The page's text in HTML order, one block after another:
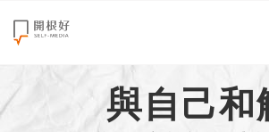
來點正能量
世界在想什麼與自己和